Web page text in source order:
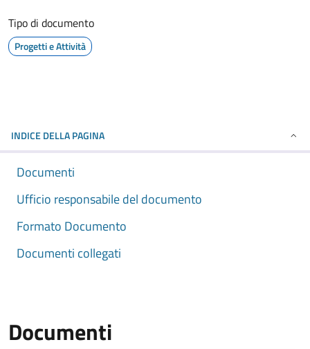
Tipo di documento
Progetti e Attività
INDICE DELLA PAGINA
Documenti
Ufficio responsabile del documento
Formato Documento
Documenti collegati
Documenti